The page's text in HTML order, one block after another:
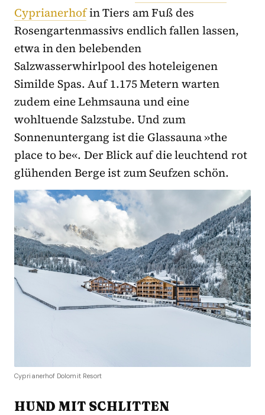
Cyprianerhofin Tiers am Fuß des
Rosengartenmassivs endlich fallen lassen,
etwa in den belebenden
Salzwasserwhirlpool des hoteleigenen
Similde Spas. Auf 1.175 Metern warten
zudem eine Lehmsauna und eine
wohltuende Salzstube. Und zum
Sonnenuntergang ist die Glassauna »the
place to be«. Der Blick auf die leuchtend rot
glühenden Berge ist zum Seufzen schön.
Cyprianerhof Dolomit Resort
HUND MIT SCHLITTEN